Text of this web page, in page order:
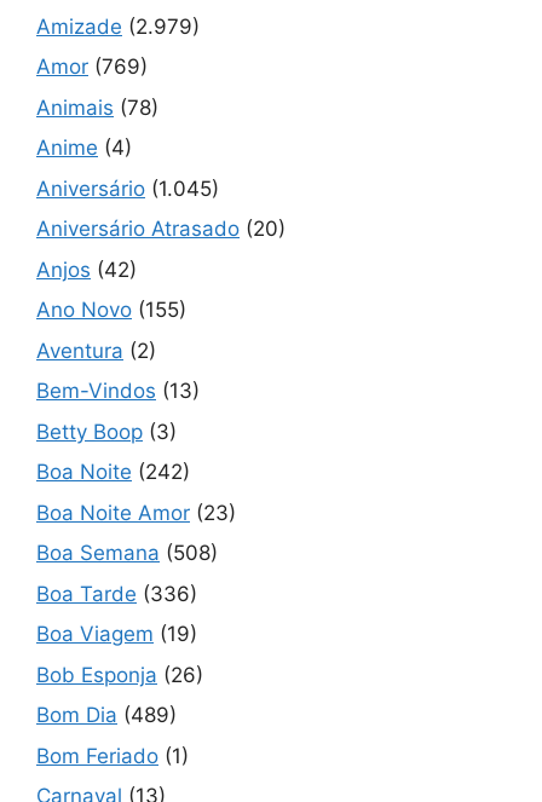
Amizade (2.979)
Amor (769)
Animais (78)
Anime (4)
Aniversário (1.045)
Aniversário Atrasado (20)
Anjos (42)
Ano Novo (155)
Aventura (2)
Bem-Vindos (13)
Betty Boop (3)
Boa Noite (242)
Boa Noite Amor (23)
Boa Semana (508)
Boa Tarde (336)
Boa Viagem (19)
Bob Esponja (26)
Bom Dia (489)
Bom Feriado (1)
Carnaval (13)